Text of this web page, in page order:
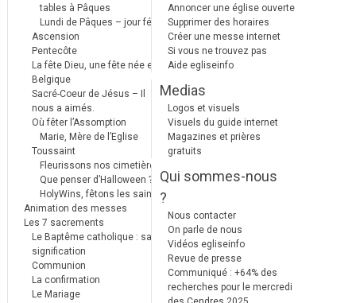
tables à Pâques
Lundi de Pâques – jour férié
Ascension
Pentecôte
La fête Dieu, une fête née en
Belgique
Sacré-Coeur de Jésus – Il
nous a aimés.
Où fêter l’Assomption
Marie, Mère de l’Eglise
Toussaint
Fleurissons nos cimetières
Que penser d’Halloween ?
HolyWins, fêtons les saints !
Animation des messes
Les 7 sacrements
Le Baptême catholique : sa
signification
Communion
La confirmation
Le Mariage
Annoncer une église ouverte
Supprimer des horaires
Créer une messe internet
Si vous ne trouvez pas
Aide egliseinfo
Medias
Logos et visuels
Visuels du guide internet
Magazines et prières
gratuits
Qui sommes-nous
?
Nous contacter
On parle de nous
Vidéos egliseinfo
Revue de presse
Communiqué : +64% des
recherches pour le mercredi